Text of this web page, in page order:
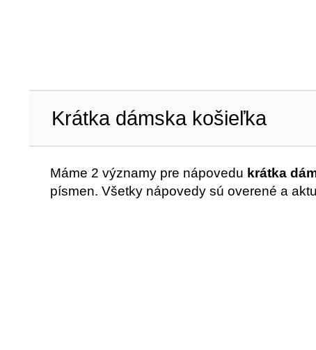
Krátka dámska košieľka
Máme 2 významy pre nápovedu krátka
písmen. Všetky nápovedy sú overené a